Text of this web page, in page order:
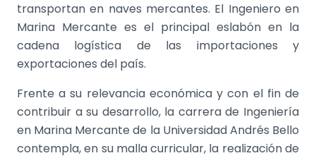
transportan en naves mercantes. El Ingeniero en
Marina Mercante es el principal eslabón en la
cadena logística de las importaciones y
exportaciones del país.
Frente a su relevancia económica y con el fin de
contribuir a su desarrollo, la carrera de Ingeniería
en Marina Mercante de la Universidad Andrés Bello
contempla, en su malla curricular, la realización de